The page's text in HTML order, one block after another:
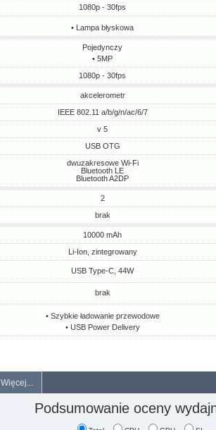
1080p - 30fps
• Lampa błyskowa
Pojedynczy
• 5MP
1080p - 30fps
akcelerometr
IEEE 802.11 a/b/g/n/ac/6/7
v 5
USB OTG
dwuzakresowe Wi-Fi
Bluetooth LE
Bluetooth A2DP
2
brak
10000 mAh
Li-Ion, zintegrowany
USB Type-C, 44W
brak
• Szybkie ładowanie przewodowe
• USB Power Delivery
Więcej...
Podsumowanie oceny